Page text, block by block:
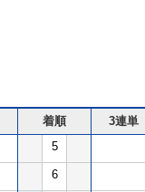
着順
3連単
5
6